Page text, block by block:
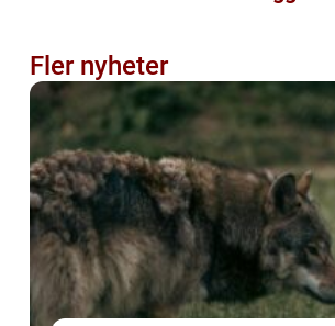
Fler nyheter